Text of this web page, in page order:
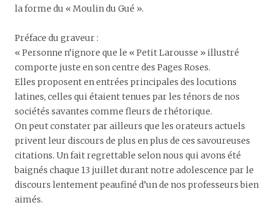
la forme du « Moulin du Gué ».
Préface du graveur :
« Personne n’ignore que le « Petit Larousse » illustré
comporte juste en son centre des Pages Roses.
Elles proposent en entrées principales des locutions
latines, celles qui étaient tenues par les ténors de nos
sociétés savantes comme fleurs de rhétorique.
On peut constater par ailleurs que les orateurs actuels
privent leur discours de plus en plus de ces savoureuses
citations. Un fait regrettable selon nous qui avons été
baignés chaque 13 juillet durant notre adolescence par le
discours lentement peaufiné d’un de nos professeurs bien
aimés.